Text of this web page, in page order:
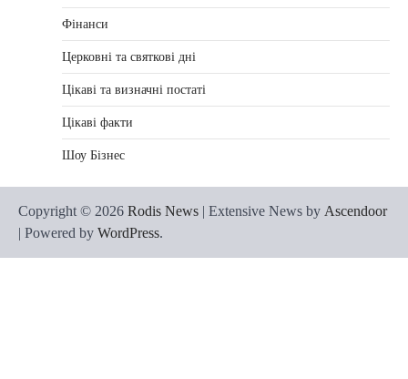
Фінанси
Церковні та святкові дні
Цікаві та визначні постаті
Цікаві факти
Шоу Бізнес
Copyright © 2026 Rodis News | Extensive News by Ascendoor
| Powered by WordPress.